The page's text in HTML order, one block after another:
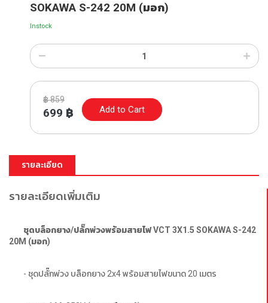
SOKAWA S-242 20M (มอก)
Instock
฿859
699 ฿ Add to Cart
รายละเอียด
รายละเอียดเพิ่มเติม
ชุดบล็อกยาง/ปลั๊กพ่วงพร้อมสายไฟ VCT 3X1.5 SOKAWA S-242
20M (มอก)
- ชุดปลั๊กพ่วง บล็อกยาง 2x4 พร้อมสายไฟขนาด 20 เมตร